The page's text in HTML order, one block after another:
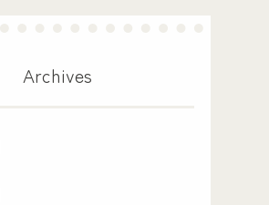
Archives